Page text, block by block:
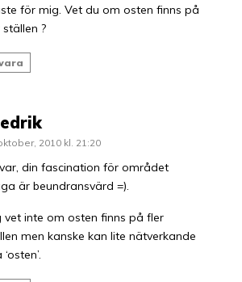
för mig. Vet du om osten finns på
?
2010 kl. 21:20
din fascination för området
är beundransvärd =).
vet inte om osten finns på fler
men kanske kan lite nätverkande